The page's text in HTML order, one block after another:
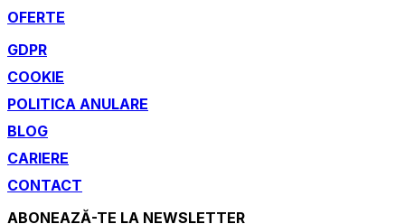
OFERTE
GDPR
COOKIE
POLITICA ANULARE
BLOG
CARIERE
CONTACT
ABONEAZĂ-TE LA NEWSLETTER